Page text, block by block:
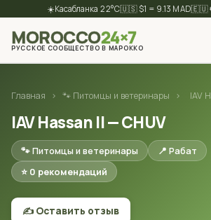
☀️ 22°C🇺🇸 $1 = 9.13 MAD🇪🇺
MOROCCO24×7
РУССКОЕ СООБЩЕСТВО В МАРОККО
Главная › 🐾 Питомцы и ветеринары › IAV
IAV Hassan II — CHUV
🐾 Питомцы и ветеринары
📍 Рабат
⭐ 0 рекомендаций
✍️ Оставить отзыв